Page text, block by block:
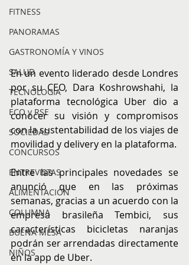
FITNESS
PANORAMAS
GASTRONOMÍA Y VINOS
SALUD
TECNOLOGÍA
ECO y RSE
SOCIEDAD
CONCURSOS
ENTREVISTAS
ALIMENTACIÓN
COLUMNA
BUENA MESA
NIÑOS
En un evento liderado desde Londres
por su CEO, Dara Koshrowshahi, la
plataforma tecnológica Uber dio a
conocer su visión y compromisos
con la sustentabilidad de los viajes de
Entre las principales novedades se
anunció que en las próximas
semanas, gracias a un acuerdo con la
empresa brasileña Tembici, sus
características bicicletas naranjas
podrán ser arrendadas directamente
en la app de Uber.